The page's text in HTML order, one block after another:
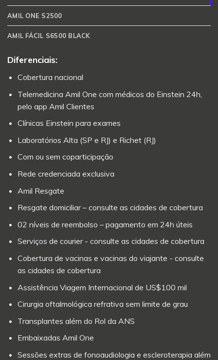
AMIL ONE S2500
AMIL FÁCIL S6500 BLACK
Diferenciais:
Cobertura nacional
Telemedicina Amil One com médicos do Einstein 24h,
pelo app Amil Clientes
Clínicas Einstein para exames
Laboratórios Alta (SP e RJ) e Richet (RJ)
Com ou sem coparticipação
Rede credenciada exclusiva
Amil Resgate
Resgate domiciliar – consulte as cidades de cobertura
02 níveis de reembolso – pagamento em 24h úteis
Serviços de courier - consulte as cidades de cobertura
Cobertura de vacinas e vacinas do viajante - consulte
as cidades de cobertura
Assistência Viagem Internacional de US$100 mil
Cirurgia oftalmológica refrativa sem limite de grau
Transplantes além do Rol da ANS
Embaixadas Amil One
Sessões extras de fonoaudiologia e escleroterapia além